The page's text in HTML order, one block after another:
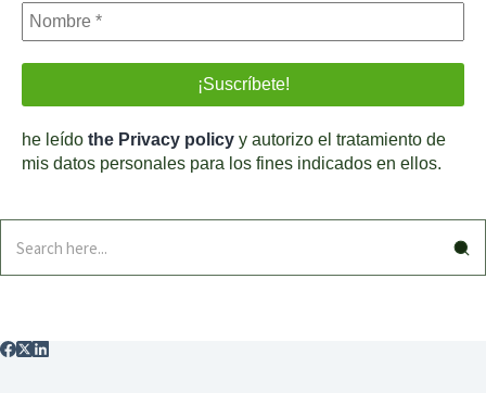
he leído the Privacy policy y autorizo el tratamiento de
mis datos personales para los fines indicados en ellos.